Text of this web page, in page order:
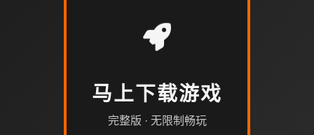
马上下载游戏
完整版 · 无限制畅玩